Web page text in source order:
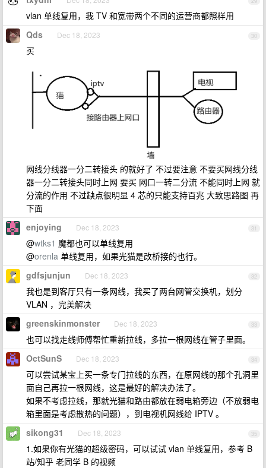
vlan 单线复用，我 TV 和宽带两个不同的运营商都照样用
30
Qds Dec 18, 2023
买
网线分线器一分二转接头 的就好了 不过要注意 不要买网线分线
器一分二转接头同时上网 要买 网口一转二分流 不能同时上网 就
分流的作用 不过缺点很明显 4 芯的只能支持百兆 大致思路图 再
下面
31
enjoying Dec 18, 2023
@wtks1 魔都也可以单线复用
@orenla 单线复用，如果光猫是改桥接的也行。
32
gdfsjunjun Dec 18, 2023
我也是到客厅只有一条网线，我买了两台网管交换机，划分
VLAN ，完美解决
33
greenskinmonster Dec 18, 2023
也可以找走线师傅帮忙重新拉线，多拉一根网线在管子里面。
34
OctSunS Dec 18, 2023
可以尝试某宝上买一条专门拉线的东西，在原网线的那个孔洞里
面自己再拉一根网线，这是最好的解决办法了。
如果不考虑拉线，那就光猫和路由都放在弱电箱旁边（不放弱电
箱里面是考虑散热的问题），到电视机网线给 IPTV 。
35
sikong31 Dec 18, 2023
1.如果你有光猫的超级密码，可以试试 vlan 单线复用，参考 B
站/知乎 老同学 B 的视频